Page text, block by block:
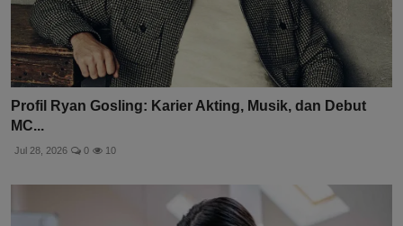
Profil Ryan Gosling: Karier Akting, Musik, dan Debut
MC...
Jul 28, 2026 0 10